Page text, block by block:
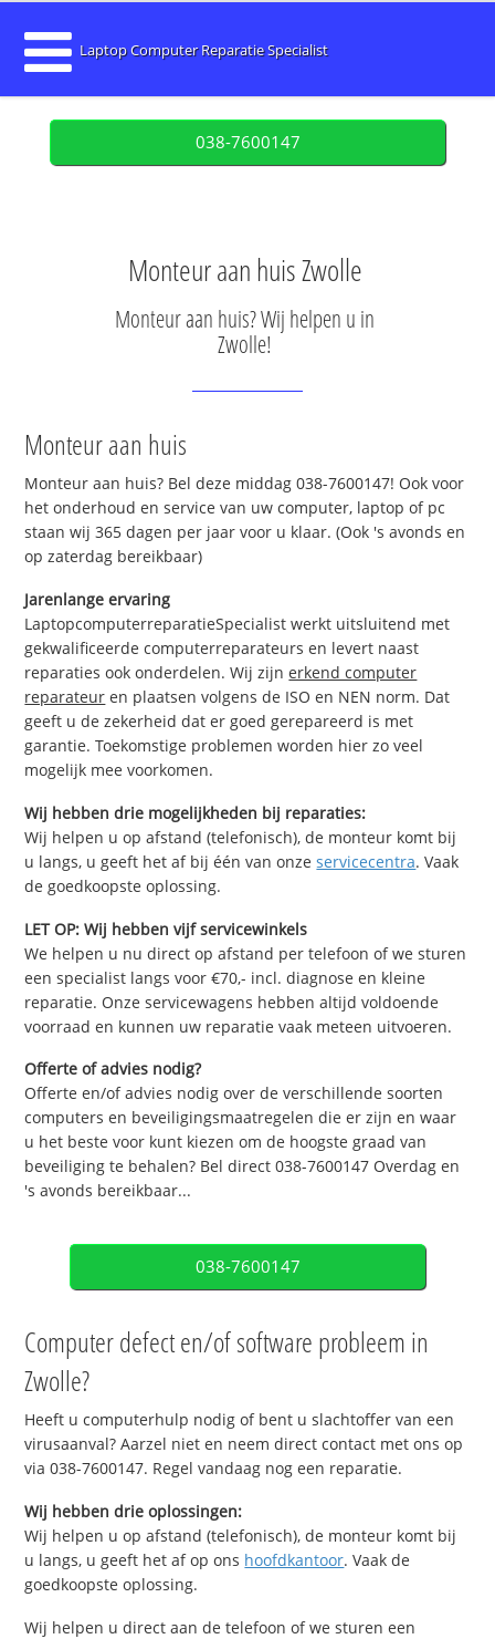
Laptop Computer Reparatie Specialist
038-7600147
Monteur aan huis Zwolle
Monteur aan huis? Wij helpen u in
Zwolle!
Monteur aan huis
Monteur aan huis? Bel deze middag 038-7600147! Ook voor
het onderhoud en service van uw computer, laptop of pc
staan wij 365 dagen per jaar voor u klaar. (Ook 's avonds en
op zaterdag bereikbaar)
Jarenlange ervaring
LaptopcomputerreparatieSpecialist werkt uitsluitend met
gekwalificeerde computerreparateurs en levert naast
reparaties ook onderdelen. Wij zijnerkend computer
reparateur en plaatsen volgens de ISO en NEN norm. Dat
geeft u de zekerheid dat er goed gerepareerd is met
garantie. Toekomstige problemen worden hier zo veel
mogelijk mee voorkomen.
Wij hebben drie mogelijkheden bij reparaties:
Wij helpen u op afstand (telefonisch), de monteur komt bij
u langs, u geeft het af bij één van onzeservicecentra. Vaak
de goedkoopste oplossing.
LET OP: Wij hebben vijf servicewinkels
We helpen u nu direct op afstand per telefoon of we sturen
een specialist langs voor €70,- incl. diagnose en kleine
reparatie. Onze servicewagens hebben altijd voldoende
voorraad en kunnen uw reparatie vaak meteen uitvoeren.
Offerte of advies nodig?
Offerte en/of advies nodig over de verschillende soorten
computers en beveiligingsmaatregelen die er zijn en waar
u het beste voor kunt kiezen om de hoogste graad van
beveiliging te behalen? Bel direct 038-7600147 Overdag en
's avonds bereikbaar...
038-7600147
Computer defect en/of software probleem in
Zwolle?
Heeft u computerhulp nodig of bent u slachtoffer van een
virusaanval? Aarzel niet en neem direct contact met ons op
via 038-7600147. Regel vandaag nog een reparatie.
Wij hebben drie oplossingen:
Wij helpen u op afstand (telefonisch), de monteur komt bij
u langs, u geeft het af op ons hoofdkantoor. Vaak de
goedkoopste oplossing.
Wij helpen u direct aan de telefoon of we sturen een